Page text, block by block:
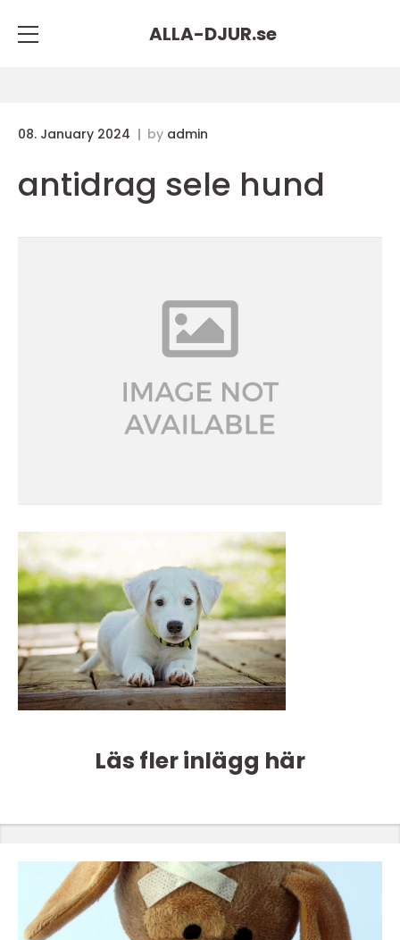
ALLA-DJUR.se
08. January 2024 by admin
antidrag sele hund
Läs fler inlägg här